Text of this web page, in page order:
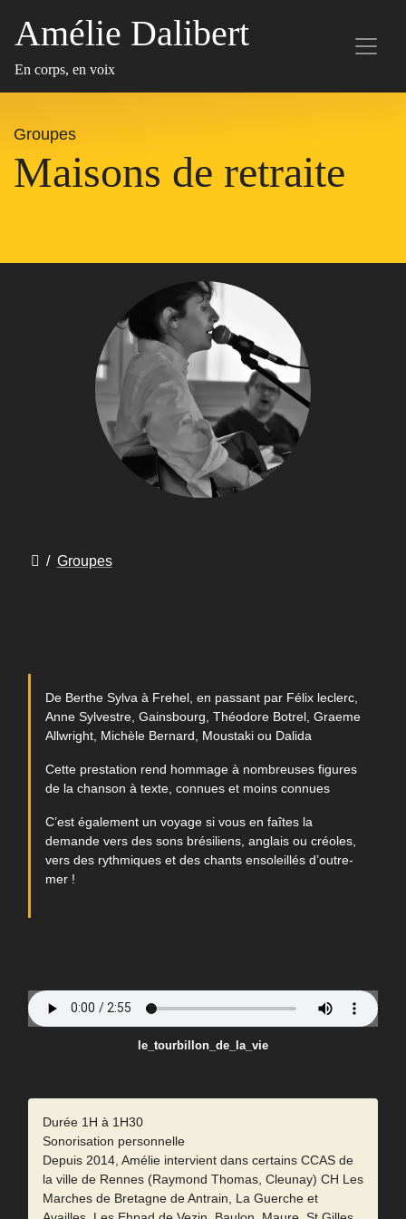
Amélie Dalibert
En corps, en voix
Groupes
Maisons de retraite
/ Groupes
De Berthe Sylva à Frehel, en passant par Félix leclerc,
Anne Sylvestre, Gainsbourg, Théodore Botrel, Graeme
Allwright, Michèle Bernard, Moustaki ou Dalida
Cette prestation rend hommage à nombreuses figures
de la chanson à texte, connues et moins connues
C’est également un voyage si vous en faîtes la
demande vers des sons brésiliens, anglais ou créoles,
vers des rythmiques et des chants ensoleillés d’outre-
mer !
le_tourbillon_de_la_vie
Durée 1H à 1H30
Sonorisation personnelle
Depuis 2014, Amélie intervient dans certains CCAS de
la ville de Rennes (Raymond Thomas, Cleunay) CH Les
Marches de Bretagne de Antrain, La Guerche et